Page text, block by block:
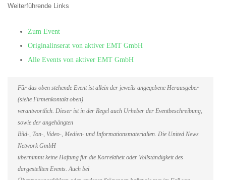
Weiterführende Links
Zum Event
Originalinserat von aktiver EMT GmbH
Alle Events von aktiver EMT GmbH
Für das oben stehende Event ist allein der jeweils angegebene Herausgeber
(siehe Firmenkontakt oben)
verantwortlich. Dieser ist in der Regel auch Urheber der Eventbeschreibung,
sowie der angehängten
Bild-, Ton-, Video-, Medien- und Informationsmaterialien. Die United News
Network GmbH
übernimmt keine Haftung für die Korrektheit oder Vollständigkeit des
dargestellten Events. Auch bei